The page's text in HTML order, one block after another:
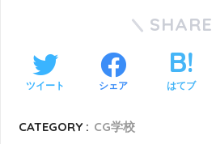
SHARE
ツイート シェア はてブ
CATEGORY : CG学校